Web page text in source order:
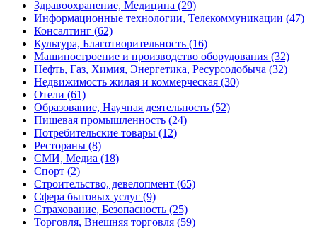
Здравоохранение, Медицина (29)
Информационные технологии, Телекоммуникации (47)
Консалтинг (62)
Культура, Благотворительность (16)
Машиностроение и производство оборудования (32)
Нефть, Газ, Химия, Энергетика, Ресурсодобыча (32)
Недвижимость жилая и коммерческая (30)
Отели (61)
Образование, Научная деятельность (52)
Пишевая промышленность (24)
Потребительские товары (12)
Рестораны (8)
СМИ, Медиа (18)
Спорт (2)
Строительство, девелопмент (65)
Сфера бытовых услуг (9)
Страхование, Безопасность (25)
Торговля, Внешняя торговля (59)